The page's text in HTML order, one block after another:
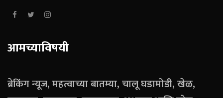
आमच्याविषयी
ब्रेकिंग न्यूज, महत्वाच्या बातम्या, चालू घडामोडी, खेळ,